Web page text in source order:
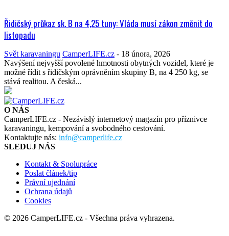
Řidičský průkaz sk. B na 4,25 tuny: Vláda musí zákon změnit do
listopadu
Svět karavaningu CamperLIFE.cz - 18 února, 2026
Navýšení nejvyšší povolené hmotnosti obytných vozidel, které je
možné řídit s řidičským oprávněním skupiny B, na 4 250 kg, se
stává realitou. A česká...
O NÁS
CamperLIFE.cz - Nezávislý internetový magazín pro příznivce
karavaningu, kempování a svobodného cestování.
Kontaktujte nás: info@camperlife.cz
SLEDUJ NÁS
Kontakt & Spolupráce
Poslat článek/tip
Právní ujednání
Ochrana údajů
Cookies
© 2026 CamperLIFE.cz - Všechna práva vyhrazena.